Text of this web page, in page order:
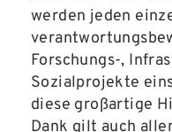
werden jeden
Forschungs-,
Sozialprojekte
diese großartige
Dank gilt auch